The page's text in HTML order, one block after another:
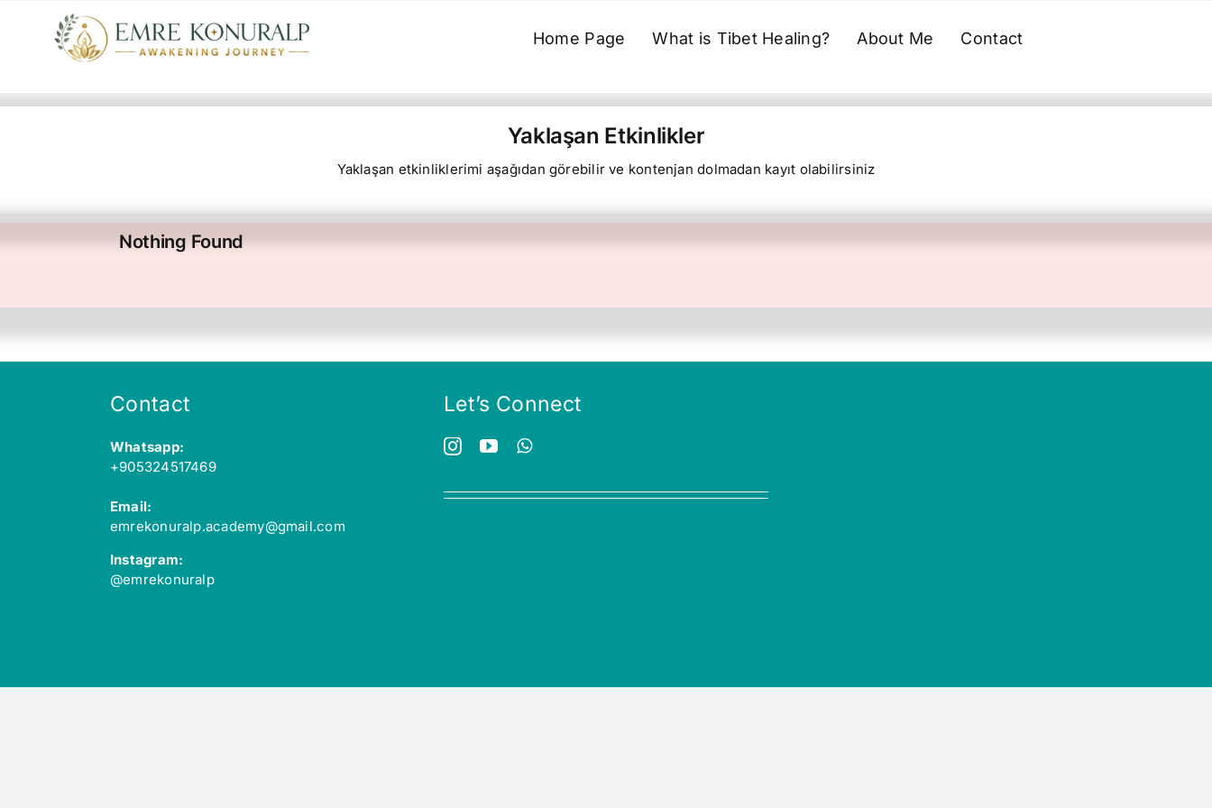
Home Page What is Tibet Healing? About Me Contact
Yaklaşan Etkinlikler
Yaklaşan etkinliklerimi aşağıdan görebilir ve kontenjan dolmadan kayıt olabilirsiniz
Nothing Found
Contact
Whatsapp:
+905324517469
Email:
emrekonuralp.academy@gmail.com
Instagram:
@emrekonuralp
Let’s Connect